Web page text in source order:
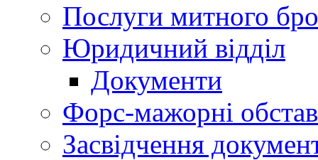
Послуги митного
Юридичний відділ
Документи
Форс-мажорні
Засвідчення